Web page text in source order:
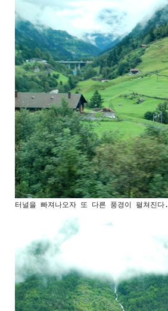
터널을 빠져나오자 또 다른 풍경이 펼쳐진다.